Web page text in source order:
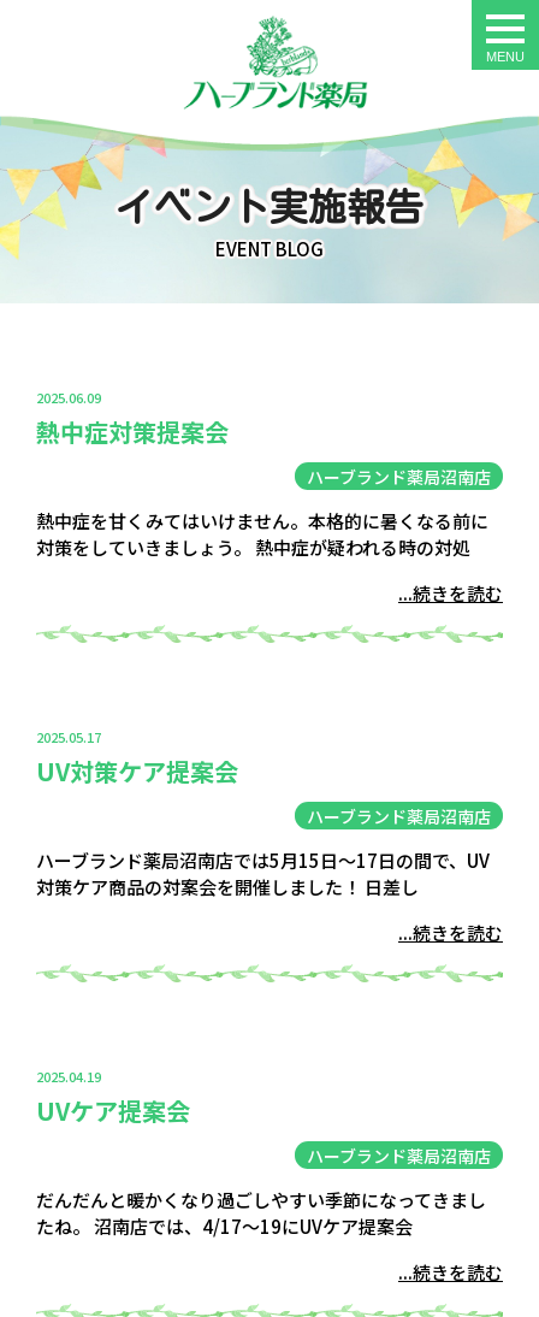
イベント実施報告
EVENT BLOG
2025.06.09
熱中症対策提案会
ハーブランド薬局沼南店
熱中症を甘くみてはいけません。本格的に暑くなる前に
対策をしていきましょう。 熱中症が疑われる時の対処
...続きを読む
2025.05.17
UV対策ケア提案会
ハーブランド薬局沼南店
ハーブランド薬局沼南店では5月15日〜17日の間で、UV
対策ケア商品の対案会を開催しました！ 日差し
...続きを読む
2025.04.19
UVケア提案会
ハーブランド薬局沼南店
だんだんと暖かくなり過ごしやすい季節になってきまし
たね。 沼南店では、4/17〜19にUVケア提案会
...続きを読む